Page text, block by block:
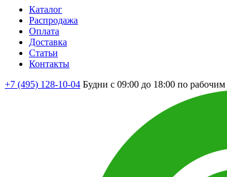
Каталог
Распродажа
Оплата
Доставка
Статьи
Контакты
+7 (495) 128-10-04 Будни с 09:00 до 18:00 по